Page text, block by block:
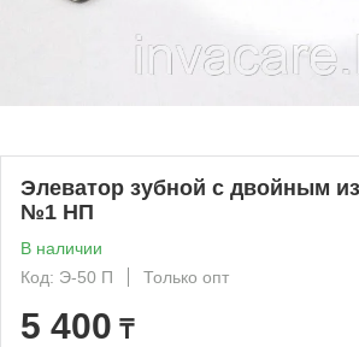
Элеватор зубной с двойным
№1 НП
В наличии
Код: Э-50 П
Только опт
5 400 ₸